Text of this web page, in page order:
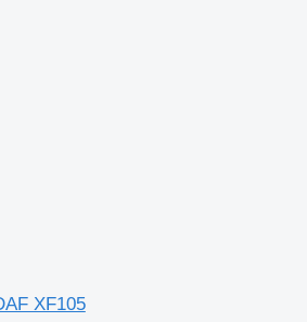
XF105